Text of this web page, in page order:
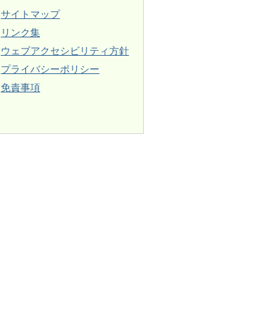
サイトマップ
リンク集
ウェブアクセシビリティ方針
プライバシーポリシー
免責事項